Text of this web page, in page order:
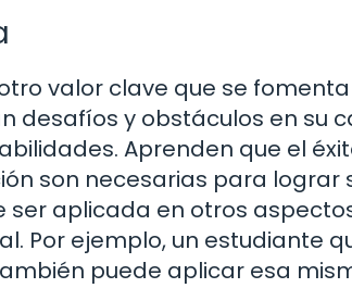
valor clave que se
desafíos y obstáculos en su
Aprenden que el
son necesarias para lograr
ser aplicada en otros
Por ejemplo, un estudiante
puede aplicar esa